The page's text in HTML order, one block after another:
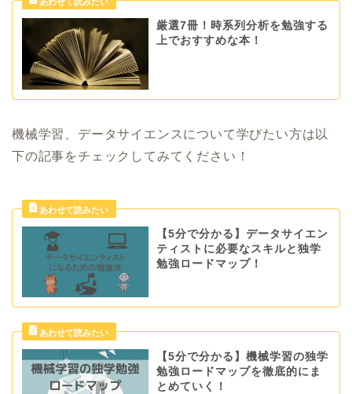
厳選7冊！時系列分析を勉強する
上でおすすめな本！
機械学習、データサイエンスについて学びたい方は以
下の記事をチェックしてみてください！
【5分で分かる】データサイエン
ティストに必要なスキルと独学
勉強ロードマップ！
【5分で分かる】機械学習の独学
勉強ロードマップを徹底的にま
とめていく！